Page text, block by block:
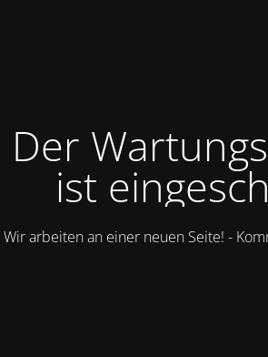
Der
ist
Wir arbeiten an einer neuen Seite! -